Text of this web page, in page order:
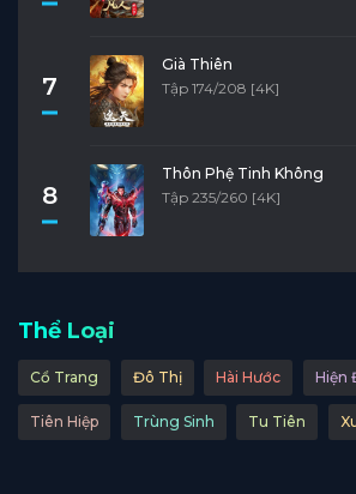
7
Già Thiên
Tập 174/208 [4K]
8
Thôn Phệ Tinh Không
Tập 235/260 [4K]
Thể Loại
Cổ Trang Đô Thị Hài Hước Hiện
Tiên Hiệp Trùng Sinh Tu Tiên